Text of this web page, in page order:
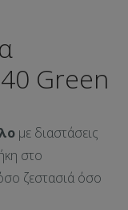
Green
με διαστάσεις
στο
ζεστασιά όσο